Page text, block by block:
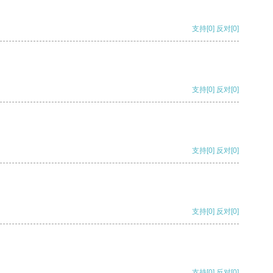
支持[0] 反对[0]
支持[0] 反对[0]
支持[0] 反对[0]
支持[0] 反对[0]